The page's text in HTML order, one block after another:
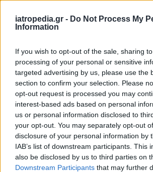
iatropedia.gr - Do Not Process My
Information
If you wish to opt-out of the sale, sharing
processing of your personal or sensitive
targeted advertising by us, please use the
section to confirm your selection. Please
opt-out request is processed you may
interest-based ads based on personal
us or personal information disclosed to
your opt-out. You may separately opt-out
disclosure of your personal information by
IAB’s list of downstream participants. This
also be disclosed by us to third parties on
Downstream Participants that may further
Σαμοθράκη: Αγωνιώδης επιχείρηση
15χρονης – Τραυματίστηκε σε
Γριά Βάθρα
ΥΓΕΙΑ 06 Αυγούστου 2026 19:01
5 σοβαρές λοιμώξεις που μπορεί να
νερό σε πισίνες, λίμνες και
προστασίας